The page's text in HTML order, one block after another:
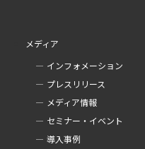
メディア
インフォメーション
プレスリリース
メディア情報
セミナー・イベント
導入事例